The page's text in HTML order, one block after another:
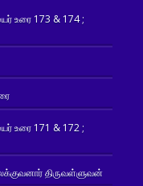
உரை 173 & 174 ;
உரை 171 & 172 ;
திருவள்ளுவன்